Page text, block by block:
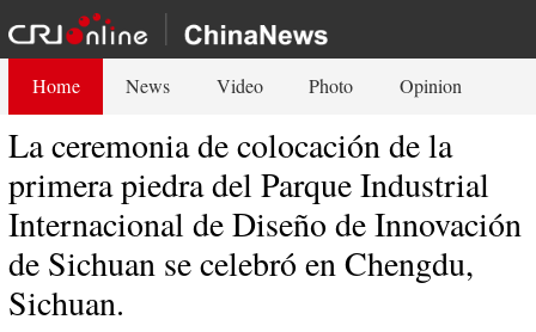
Home News Video Photo Opinion
La ceremonia de colocación de la
primera piedra del Parque Industrial
Internacional de Diseño de Innovación
de Sichuan se celebró en Chengdu,
Sichuan.